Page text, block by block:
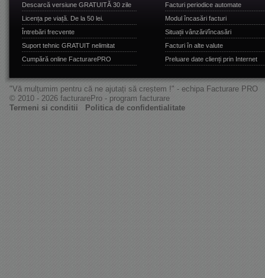
Descarcă versiune GRATUITĂ 30 zile
Licența pe viață. De la 50 lei.
Întrebări frecvente
Suport tehnic GRATUIT nelimitat
Cumpără online FacturarePRO
Facturi periodice automate
Modul încasări facturi
Situații vânzări/încasări
Facturi în alte valute
Preluare date clienți prin Internet
"Vă mulțumim pentru că ne ajutați să creștem !" - echipa Facturare PRO
© 2010 - 2026 facturarePro - program facturare
Termeni si conditii
Politica de confidentialitate